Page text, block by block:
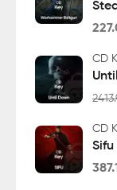
CD
CD
Sifu